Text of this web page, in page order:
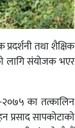
तथा शैक्षिक
लागि संयोजक भएर
का तत्कालिन
प्रसाद सापकोटाको